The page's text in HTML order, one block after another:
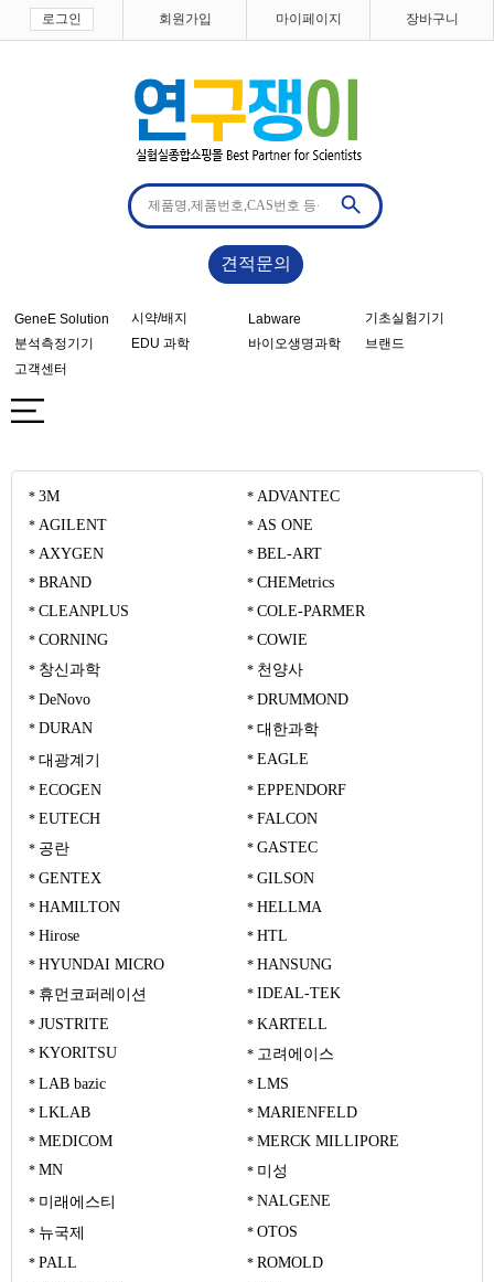
로그인 회원가입 마이페이지 장바구니
견적문의
GeneE Solution 시약/배지 Labware
기초실험기기
분석측정기기
EDU 과학 바이오생명과학
브랜드
고객센터
3M
ADVANTEC
AGILENT
AS ONE
AXYGEN
BEL-ART
BRAND
CHEMetrics
CLEANPLUS
COLE-PARMER
CORNING
COWIE
창신과학
천양사
DeNovo
DRUMMOND
DURAN
대한과학
대광계기
EAGLE
ECOGEN
EPPENDORF
EUTECH
FALCON
공란
GASTEC
GENTEX
GILSON
HAMILTON
HELLMA
Hirose
HTL
HYUNDAI MICRO
HANSUNG
휴먼코퍼레이션
IDEAL-TEK
JUSTRITE
KARTELL
KYORITSU
고려에이스
LAB bazic
LMS
LKLAB
MARIENFELD
MEDICOM
MERCK MILLIPORE
MN
미성
미래에스티
NALGENE
뉴국제
OTOS
PALL
ROMOLD